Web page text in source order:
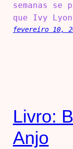
semanas se
que Ivy
fevereiro 10,
Livro:
Anjo